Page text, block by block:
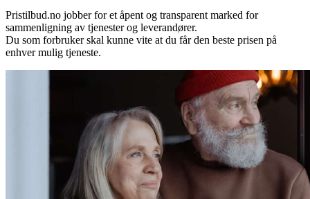
Pristilbud.no jobber for et åpent og transparent marked for
sammenligning av tjenester og leverandører.
Du som forbruker skal kunne vite at du får den beste prisen på
enhver mulig tjeneste.